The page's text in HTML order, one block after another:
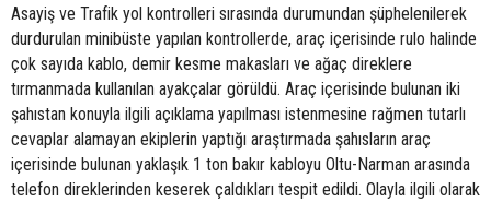
Asayiş ve Trafik yol kontrolleri sırasında durumundan şüphelenilerek
durdurulan minibüste yapılan kontrollerde, araç içerisinde rulo halinde
çok sayıda kablo, demir kesme makasları ve ağaç direklere
tırmanmada kullanılan ayakçalar görüldü. Araç içerisinde bulunan iki
şahıstan konuyla ilgili açıklama yapılması istenmesine rağmen tutarlı
cevaplar alamayan ekiplerin yaptığı araştırmada şahısların araç
içerisinde bulunan yaklaşık 1 ton bakır kabloyu Oltu-Narman arasında
telefon direklerinden keserek çaldıkları tespit edildi. Olayla ilgili olarak